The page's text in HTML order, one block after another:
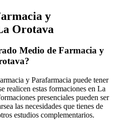
y
Orotava
Medio de Farmacia y
y Parafarmacia puede tener
realicen estas formaciones en La
presenciales pueden ser
las necesidades que tienes de
estudios complementarios.